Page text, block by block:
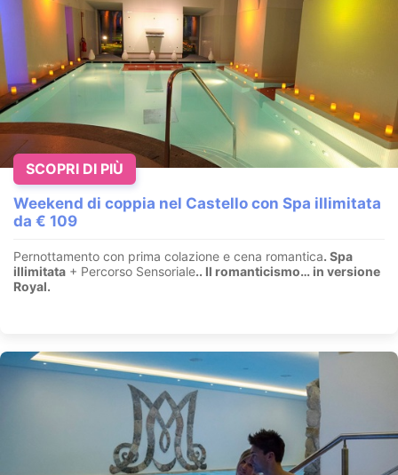
Weekend di coppia nel Castello con Spa illimitata
da € 109
Pernottamento con prima colazione e cena romantica. Spa
illimitata + Percorso Sensoriale.. Il romanticismo… in versione
Royal.
SCOPRI DI PIÙ